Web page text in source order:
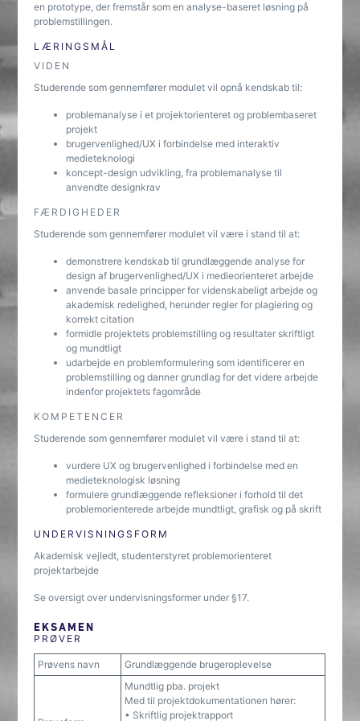
en prototype, der fremstår som en analyse-baseret løsning på
problemstillingen.
LÆRINGSMÅL
VIDEN
Studerende som gennemfører modulet vil opnå kendskab til:
problemanalyse i et projektorienteret og problembaseret
projekt
brugervenlighed/UX i forbindelse med interaktiv
medieteknologi
koncept-design udvikling, fra problemanalyse til
anvendte designkrav
FÆRDIGHEDER
Studerende som gennemfører modulet vil være i stand til at:
demonstrere kendskab til grundlæggende analyse for
design af brugervenlighed/UX i medieorienteret arbejde
anvende basale principper for videnskabeligt arbejde og
akademisk redelighed, herunder regler for plagiering og
korrekt citation
formidle projektets problemstilling og resultater skriftligt
og mundtligt
udarbejde en problemformulering som identificerer en
problemstilling og danner grundlag for det videre arbejde
indenfor projektets fagområde
KOMPETENCER
Studerende som gennemfører modulet vil være i stand til at:
vurdere UX og brugervenlighed i forbindelse med en
medieteknologisk løsning
formulere grundlæggende refleksioner i forhold til det
problemorienterede arbejde mundtligt, grafisk og på skrift
UNDERVISNINGSFORM
Akademisk vejledt, studenterstyret problemorienteret
projektarbejde
Se oversigt over undervisningsformer under §17.
EKSAMEN
PRØVER
Prøvens navn Grundlæggende brugeroplevelse
Mundtlig pba. projekt
Med til projektdokumentationen hører:
• Skriftlig projektrapport